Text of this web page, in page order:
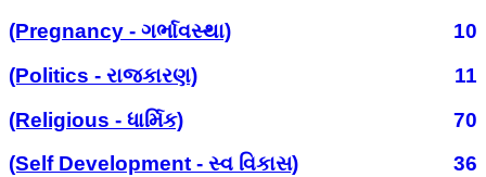
(Pregnancy - ગર્ભાવસ્થા)
10
(Politics - રાજકારણ)
11
(Religious - ધાર્મિક)
70
(Self Development - સ્વ વિકાસ)
36